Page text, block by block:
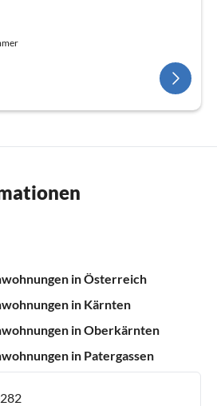
in Österreich
in Kärnten
in Oberkärnten
in Patergassen